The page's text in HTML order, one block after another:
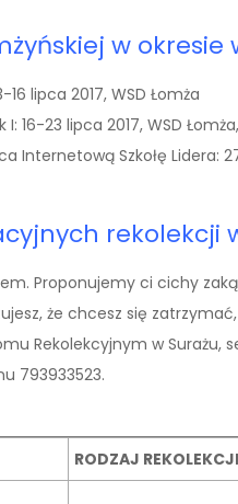
w
16 lipca 2017, WSD Łomża
I: 16-23 lipca 2017, WSD
Internetową Szkołę Lidera:
rekolekcji
Proponujemy ci cichy
że chcesz się
Rekolekcyjnym w Surażu,
793933523.
RODZAJ REKOLEKCJI